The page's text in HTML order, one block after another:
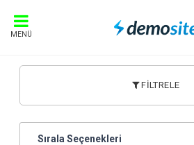
MENÜ
FİLTRELE
Sırala Seçenekleri